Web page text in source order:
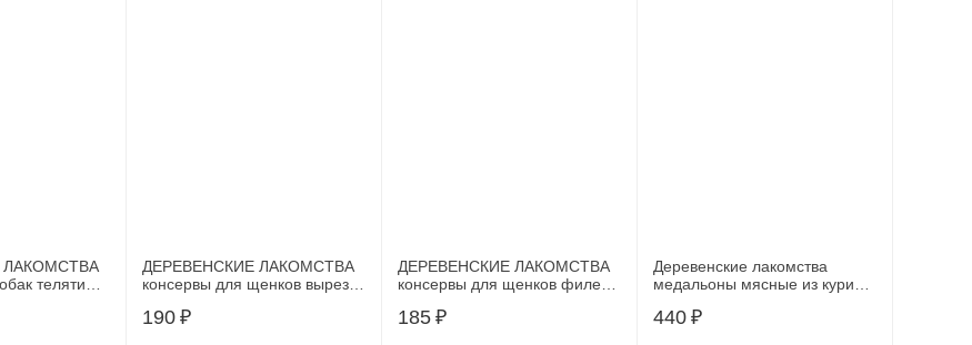
ЛАКОМСТВА
телятина
ДЕРЕВЕНСКИЕ ЛАКОМСТВА
консервы для щенков вырезка
цукини 100 г
190 ₽
ДЕРЕВЕНСКИЕ ЛАКОМСТВА
консервы для щенков филе
отрубями 100 г, 80354
185 ₽
Деревенские лакомства
медальоны мясные из курицы
79214925
440 ₽